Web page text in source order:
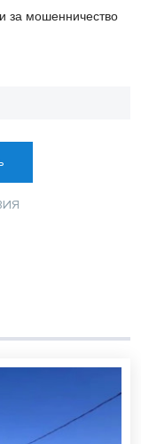
за мошенничество